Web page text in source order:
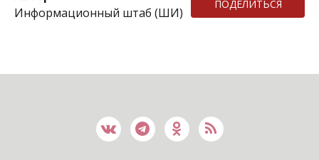
Информационный штаб (ШИ)
ПОДЕЛИТЬСЯ